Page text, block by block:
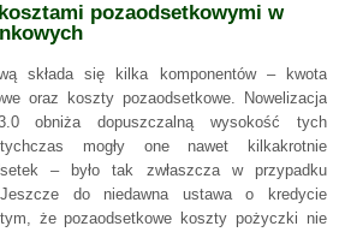
pozaodsetkowymi w
składa się kilka komponentów – kwota
oraz koszty pozaodsetkowe. Nowelizacja
obniża dopuszczalną wysokość tych
mogły one nawet kilkakrotnie
– było tak zwłaszcza w przypadku
do niedawna ustawa o kredycie
że pozaodsetkowe koszty pożyczki nie